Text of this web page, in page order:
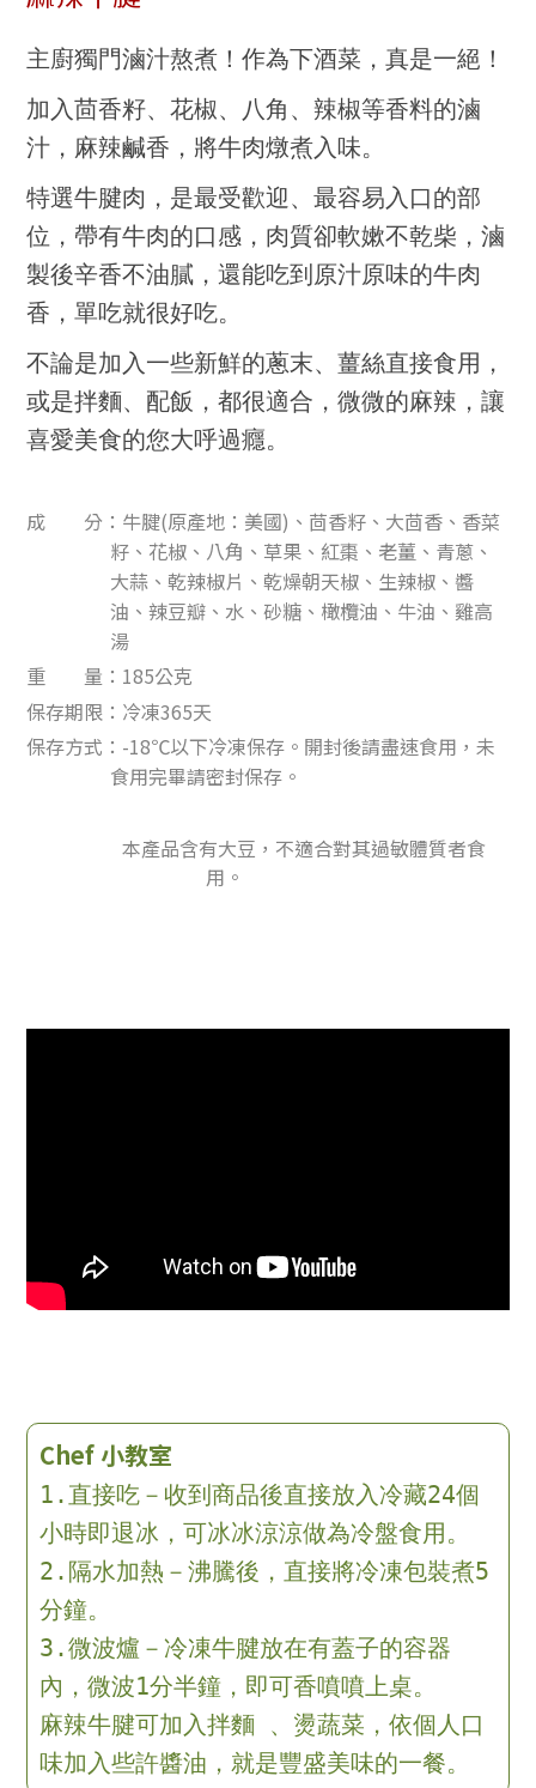
主廚獨門滷汁熬煮！作為下酒菜，真是一絕！
加入茴香籽、花椒、八角、辣椒等香料的滷
汁，麻辣鹹香，將牛肉燉煮入味。
特選牛腱肉，是最受歡迎、最容易入口的部
位，帶有牛肉的口感，肉質卻軟嫰不乾柴，滷
製後辛香不油膩，還能吃到原汁原味的牛肉
香，單吃就很好吃。
不論是加入一些新鮮的蔥末、薑絲直接食用，
或是拌麵、配飯，都很適合，微微的麻辣，讓
喜愛美食的您大呼過癮。
成 分：牛腱(原產地：美國)、茴香籽、大茴香、香菜
籽、花椒、八角、草果、紅棗、老薑、青蔥、
大蒜、乾辣椒片、乾燥朝天椒、生辣椒、醬
油、辣豆瓣、水、砂糖、橄欖油、牛油、雞高
湯
重 量：185公克
保存期限：冷凍365天
保存方式：-18℃以下冷凍保存。開封後請盡速食用，未
食用完畢請密封保存。
本產品含有大豆，不適合對其過敏體質者食
用。
Chef 小教室
1.直接吃－收到商品後直接放入冷藏24個
小時即退冰，可冰冰涼涼做為冷盤食用。
2.隔水加熱－沸騰後，直接將冷凍包裝煮5
分鐘。
3.微波爐－冷凍牛腱放在有蓋子的容器
內，微波1分半鐘，即可香噴噴上桌。
麻辣牛腱可加入拌麵 、燙蔬菜，依個人口
味加入些許醬油，就是豐盛美味的一餐。